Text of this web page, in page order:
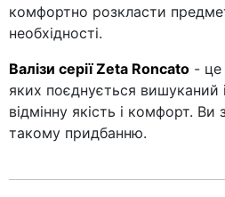
комфортно розкласти
необхідності.
Валізи серії Zeta Roncato - це
яких поєднується вишуканий
відмінну якість і комфорт.
такому придбанню.